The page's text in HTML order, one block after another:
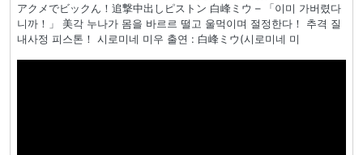
アクメでビックん！追撃中出しピストン 白峰ミウ – 「이미 가버렸다
니까！」 美각 누나가 몸을 바르르 떨고 울먹이며 절정한다！ 추격 질
내사정 피스톤！ 시로미네 미우 출연 : 白峰ミウ(시로미네 미